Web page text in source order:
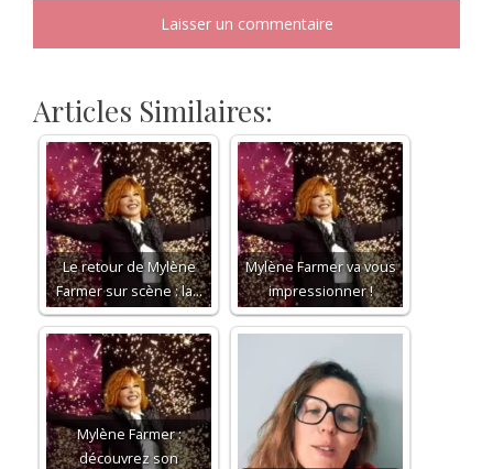
Articles Similaires:
Le retour de Mylène
Farmer sur scène : la…
Mylène Farmer va vous
impressionner !
Mylène Farmer :
découvrez son